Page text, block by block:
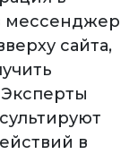
мессенджер
сайта,
в